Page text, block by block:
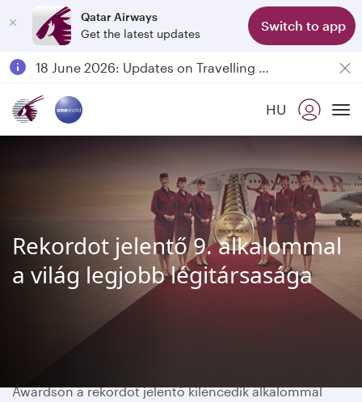
Qatar Airways
Get the latest updates
Switch to app
Passengers flying between Doha and Auckland on QR914 and QR915
18 June 2026: Updates on Travelling with Power Banks
HU
Rekordot jelentő 9. alkalommal
a világ legjobb légitársasága
Awardson a rekordot jelentő kilencedik alkalommal